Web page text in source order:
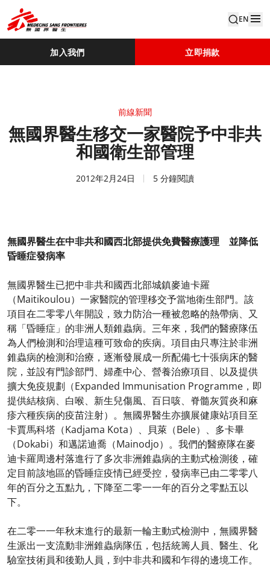
EN
加入我們 立即捐款
前線新聞
無國界醫生移交一家醫院予中非共
和國衛生部管理
2012年2月24日 5 分鐘閱讀
無國界醫生在中非共和國西北部提供免費醫療護理 並降低
昏睡症發病率
無國界醫生已把中非共和國西北部城鎮麥迪卡羅
（Maitikoulou）一家醫院的管理移交予當地衛生部門。該
項目在二零零八年開設，致力防治一種被忽略的熱帶病、又
稱「昏睡症」的非洲人類錐蟲病。三年來，我們的醫療隊伍
為人們檢測和治理這種可致命的疾病。項目由只專注於非洲
錐蟲病的檢測和治療，逐漸發展成一所配備七十張病床的醫
院，並設有門診部門、婦產中心、營養治療項目、以及提供
擴大免疫規劃（Expanded Immunisation Programme，即
提供結核病、白喉、新生兒傷風、百日咳、脊髓灰質炎和麻
疹六種疾病的疫苗注射）。無國界醫生亦擴展健康站項目至
卡賈馬科塔（Kadjama Kota）、貝萊（Bele）、多卡畢
（Dokabi）和邁諾迪喬（Mainodjo）。我們的醫療隊在麥
迪卡羅周邊村落進行了多次非洲錐蟲病的主動式檢測後，確
定目前該地區的昏睡症疫情已經受控，發病率已由二零零八
年的百分之五點九，下降至二零一一年的百分之零點五以
下。
在二零一一年秋末進行的最新一輪主動式檢測中，無國界醫
生派出一支流動非洲錐蟲病隊伍，包括統籌人員、醫生、化
驗室技術員和後勤人員，到中非共和國和乍得的邊境工作。